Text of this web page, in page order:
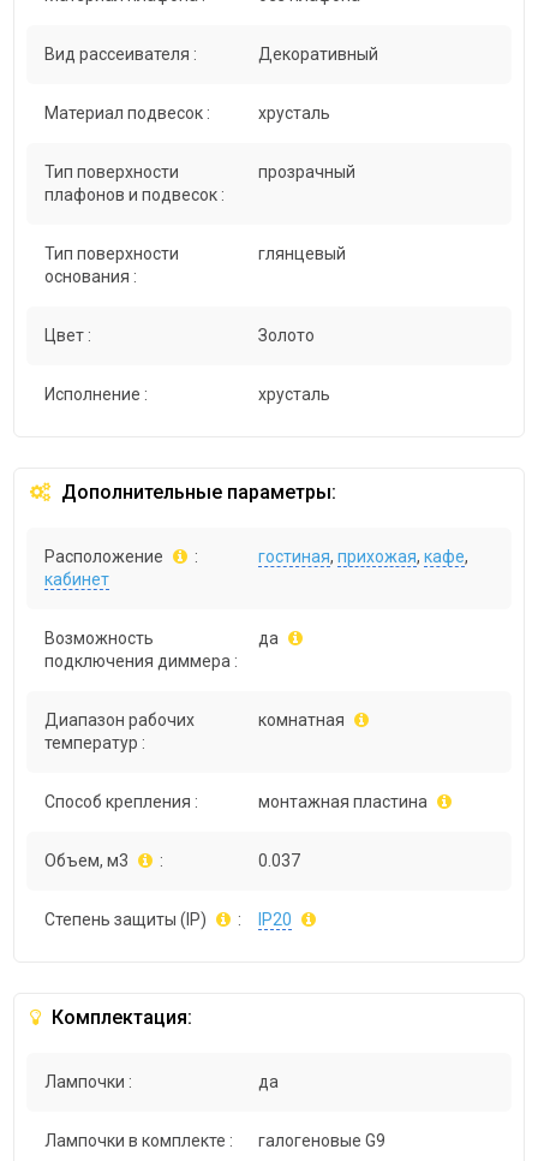
Вид рассеивателя : Декоративный
Материал подвесок : хрусталь
Тип поверхности
плафонов и подвесок :
прозрачный
Тип поверхности
основания :
глянцевый
Цвет : Золото
Исполнение : хрусталь
Дополнительные параметры:
Расположение : гостиная,прихожая,кафе,
кабинет
Возможность
подключения диммера :
да
Диапазон рабочих
температур :
комнатная
Способ крепления : монтажная пластина
Объем, м3 : 0.037
Степень защиты (IP) : IP20
Комплектация:
Лампочки : да
Лампочки в комплекте : галогеновые G9